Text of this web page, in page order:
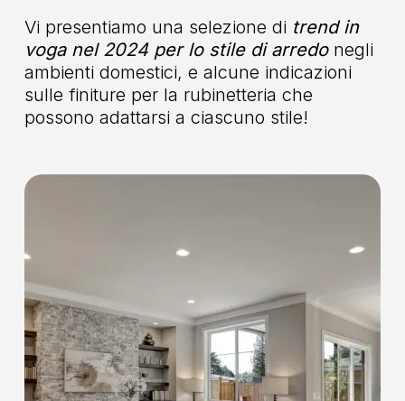
Vi presentiamo una selezione di trend in
voga nel 2024 per lo stile di arredo negli
ambienti domestici, e alcune indicazioni
sulle finiture per la rubinetteria che
possono adattarsi a ciascuno stile!